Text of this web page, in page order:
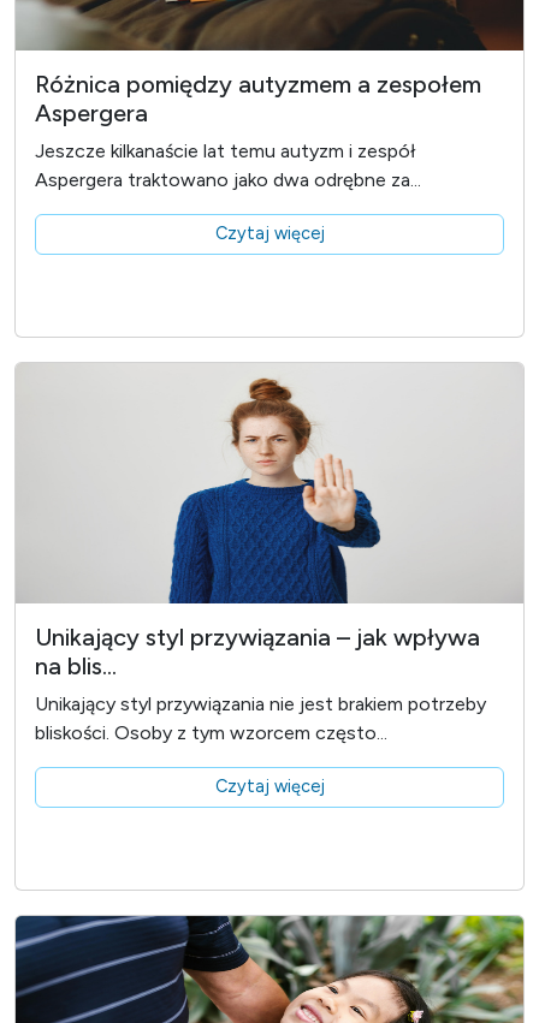
Różnica pomiędzy autyzmem a zespołem
Aspergera
Jeszcze kilkanaście lat temu autyzm i zespół
Aspergera traktowano jako dwa odrębne za...
Czytaj więcej
Unikający styl przywiązania – jak wpływa
na blis...
Unikający styl przywiązania nie jest brakiem potrzeby
bliskości. Osoby z tym wzorcem często...
Czytaj więcej